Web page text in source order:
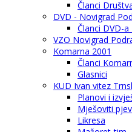
Članci
DVD - Novigrad
Članci DVD-
VZO Novigrad
Komarna 2001
Članci
Glasnici
KUD Ivan vitez
Planovi i
Mješoviti
Likresa